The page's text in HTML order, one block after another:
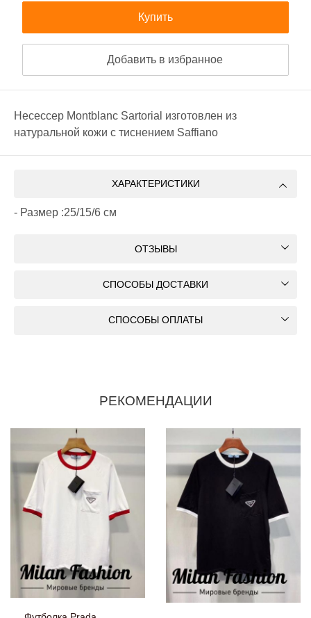
Купить
Добавить в избранное
Hececcep Montblanc Sartorial изготовлен из
натуральной кожи с тиснением Saffiano
ХАРАКТЕРИСТИКИ
- Размер :25/15/6 см
ОТЗЫВЫ
СПОСОБЫ ДОСТАВКИ
СПОСОБЫ ОПЛАТЫ
РЕКОМЕНДАЦИИ